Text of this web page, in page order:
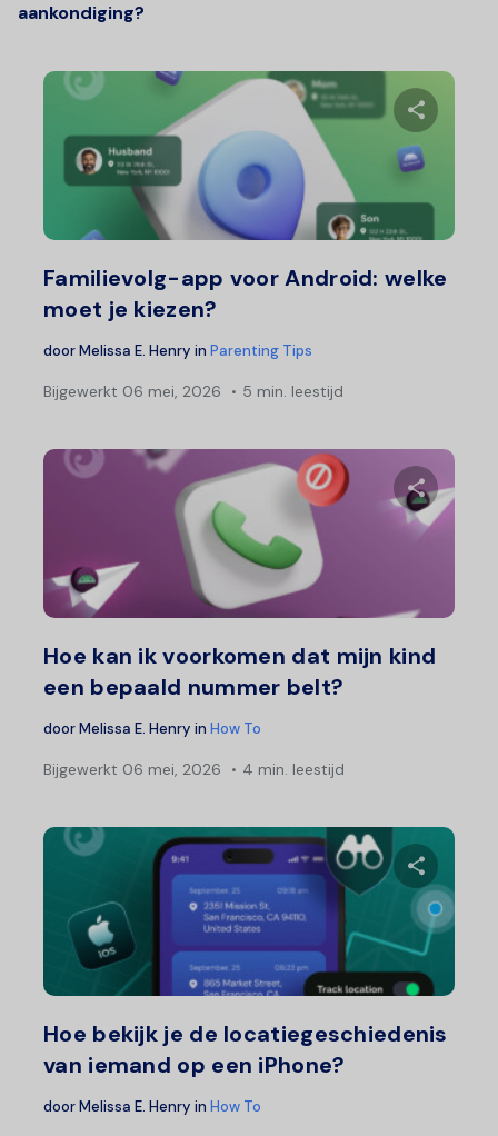
aankondiging?
Familievolg-app voor Android: welke
moet je kiezen?
doorMelissa E. Henry in Parenting Tips
Bijgewerkt 06 mei, 2026 5 min. leestijd
Hoe kan ik voorkomen dat mijn kind
een bepaald nummer belt?
doorMelissa E. Henry in How To
Bijgewerkt 06 mei, 2026 4 min. leestijd
Hoe bekijk je de locatiegeschiedenis
van iemand op een iPhone?
doorMelissa E. Henry in How To